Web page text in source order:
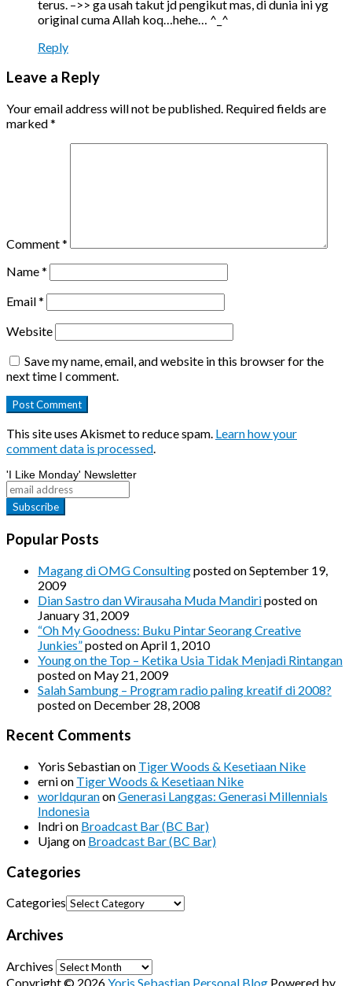
terus. –>> ga usah takut jd pengikut mas, di dunia ini yg
original cuma Allah koq…hehe… ^_^
Reply
Leave a Reply
Your email address will not be published. Required fields are
marked*
Comment*
Name*
Email*
Website
Save my name, email, and website in this browser for the
next time I comment.
This site uses Akismet to reduce spam. Learn how your
comment data is processed.
'I Like Monday' Newsletter
Popular Posts
Magang di OMG Consultingposted on September 19,
2009
Dian Sastro dan Wirausaha Muda Mandiriposted on
January 31, 2009
“Oh My Goodness: Buku Pintar Seorang Creative
Junkies”posted on April 1, 2010
Young on the Top – Ketika Usia Tidak Menjadi Rintangan
posted on May 21, 2009
Salah Sambung – Program radio paling kreatif di 2008?
posted on December 28, 2008
Recent Comments
Yoris Sebastianon Tiger Woods & Kesetiaan Nike
ernion Tiger Woods & Kesetiaan Nike
worldquranonGenerasi Langgas: Generasi Millennials
Indonesia
Indrion Broadcast Bar (BC Bar)
Ujangon Broadcast Bar (BC Bar)
Categories
Categories
Archives
Archives
Copyright © 2026Yoris Sebastian Personal Blog Powered by